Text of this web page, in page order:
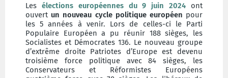
Les élections européennes du 9 juin 2024 ont
ouvert un nouveau cycle politique européen pour
les 5 années à venir. Lors de celles-ci le Parti
Populaire Européen a pu réunir 188 sièges, les
Socialistes et Démocrates 136. Le nouveau groupe
d’extrême droite Patriotes d’Europe est devenu
troisième force politique avec 84 sièges, les
Conservateurs et Réformistes Européens